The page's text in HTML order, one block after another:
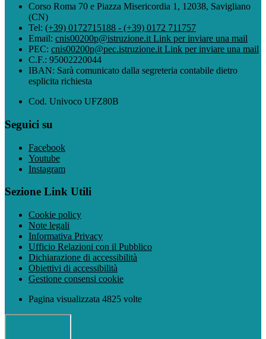
Corso Roma 70 e Piazza Misericordia 1, 12038, Savigliano
(CN)
Tel: (+39) 0172715188 - (+39) 0172 711757
Email: cnis00200p@istruzione.it Link per inviare una mail
PEC: cnis00200p@pec.istruzione.it Link per inviare una mail
C.F.: 95002220044
IBAN: Sarà comunicato dalla segreteria contabile dietro
esplicita richiesta
Cod. Univoco UFZ80B
Seguici su
Facebook
Youtube
Instagram
Sezione Link Utili
Cookie policy
Note legali
Informativa Privacy
Ufficio Relazioni con il Pubblico
Dichiarazione di accessibilità
Obiettivi di accessibilità
Gestione consensi cookie
Pagina visualizzata 4825 volte